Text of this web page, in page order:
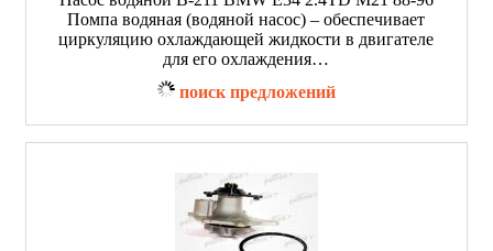
Помпа водяная (водяной насос) – обеспечивает
циркуляцию охлаждающей жидкости в двигателе
для его охлаждения…
поиск предложений